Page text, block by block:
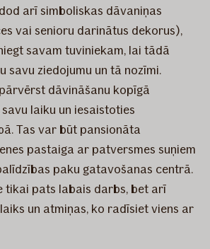
arī simboliskas dāvaniņas
vai senioru darinātus dekorus),
savam tuviniekam, lai tādā
savu ziedojumu un tā nozīmi.
dāvināšanu kopīgā
laiku un iesaistoties
Tas var būt pansionāta
pastaiga ar patversmes suņiem
paku gatavošanas centrā.
tikai pats labais darbs, bet arī
un atmiņas, ko radīsiet viens ar